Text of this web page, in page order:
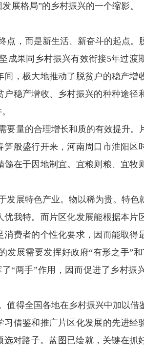
发展格局”的乡村振兴的一个缩影。
点，而是新生活、新奋斗的起点。
成果同乡村振兴有效衔接5年过渡
，极大地推动了脱贫户的稳产增
稳产增收、乡村振兴的种种途径
要量的合理增长和质的有效提升。
笋般盛行开来，河南周口市淮阳区
髓在于因地制宜。宜粮则粮、宜牧
发展特色产业。物以稀为贵。特色
我特。而片区化发展能根据本片
费者的个性化要求，因而能取得
发展需要发挥好政府“有形之手”
“两手”作用，因而促进了乡村振
值得全国各地在乡村振兴中加以借
借鉴和推广片区化发展的先进经
选对路子。蓝图已绘就，关键在抓